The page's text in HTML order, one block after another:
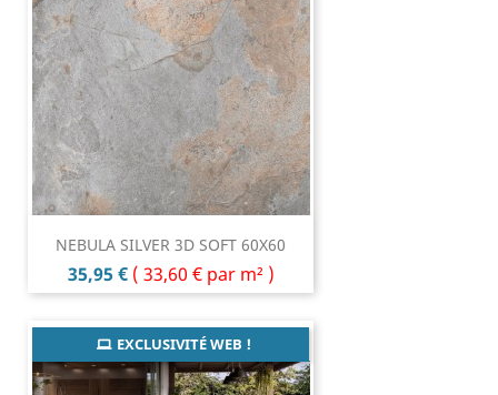
NEBULA SILVER 3D SOFT 60X60
Prix
35,95 € ( 33,60 € par m² )
EXCLUSIVITÉ WEB !